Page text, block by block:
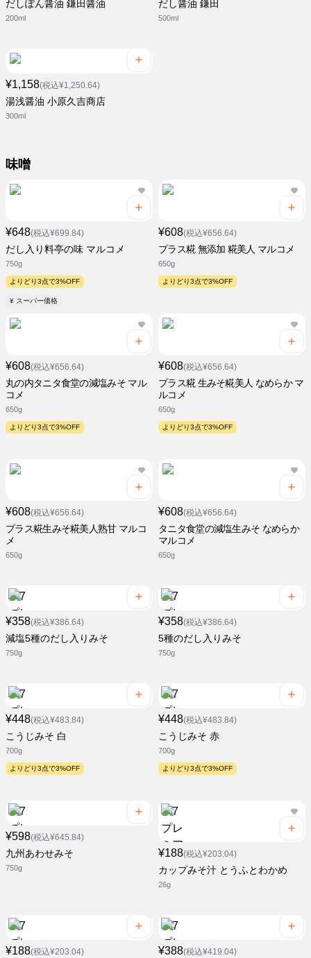
だしぽん醤油 鎌田醤油
200ml
だし醤油 鎌田
500ml
¥1,158(税込¥1,250.64)
湯浅醤油 小原久吉商店
300ml
味噌
¥648(税込¥699.84)
だし入り料亭の味 マルコメ
750g
よりどり3点で3%OFF
¥ スーパー価格
¥608(税込¥656.64)
プラス糀 無添加 糀美人 マルコメ
650g
よりどり3点で3%OFF
¥608(税込¥656.64)
丸の内タニタ食堂の減塩みそ マル
コメ
650g
よりどり3点で3%OFF
¥608(税込¥656.64)
プラス糀 生みそ糀美人 なめらか マ
ルコメ
650g
よりどり3点で3%OFF
¥608(税込¥656.64)
プラス糀生みそ糀美人熟甘 マルコ
メ
650g
¥608(税込¥656.64)
タニタ食堂の減塩生みそ なめらか
マルコメ
650g
¥358(税込¥386.64)
減塩5種のだし入りみそ
750g
¥358(税込¥386.64)
5種のだし入りみそ
750g
¥448(税込¥483.84)
こうじみそ 白
700g
よりどり3点で3%OFF
¥448(税込¥483.84)
こうじみそ 赤
700g
よりどり3点で3%OFF
¥598(税込¥645.84)
九州あわせみそ
750g
¥188(税込¥203.04)
カップみそ汁 とうふとわかめ
26g
¥188(税込¥203.04) ¥388(税込¥419.04)